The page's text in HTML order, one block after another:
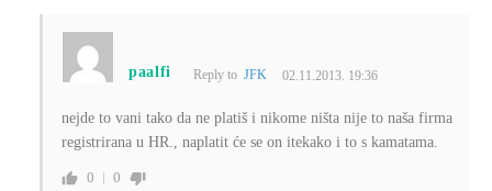
paalfi Reply toJFK 02.11.2013. 19:36
nejde to vani tako da ne platiš i nikome ništa nije to naša firma
registrirana u HR., naplatit će se on itekako i to s kamatama.
0 0